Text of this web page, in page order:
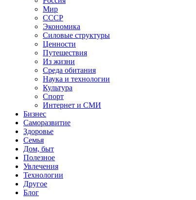
Мир
СССР
Экономика
Силовые структуры
Ценности
Путешествия
Из жизни
Среда обитания
Наука и технологии
Культура
Спорт
Интернет и СМИ
Бизнес
Саморазвитие
Здоровье
Семья
Дом, быт
Полезное
Увлечения
Технологии
Другое
Блог